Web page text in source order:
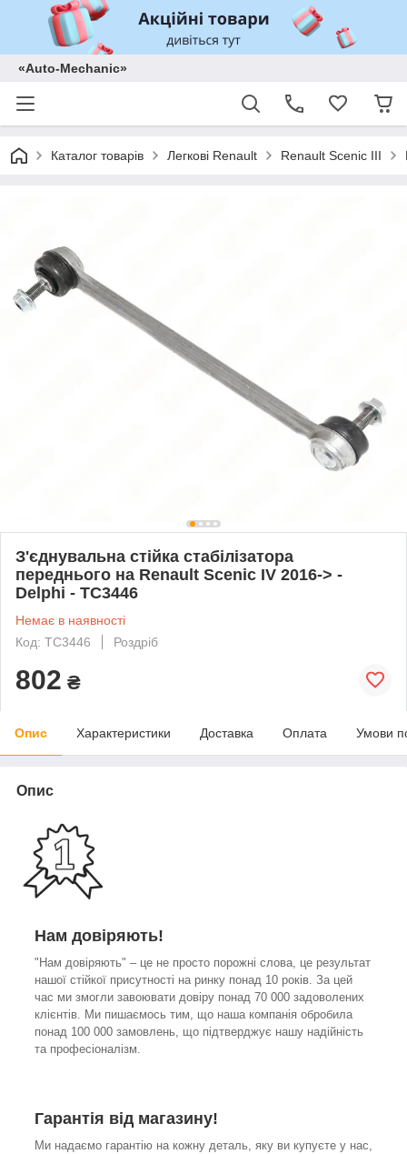
«Auto-Mechanic»
Каталог товарів Легкові Renault Renault Scenic III
З'єднувальна стійка стабілізатора
переднього на Renault Scenic IV 2016-> -
Delphi - TC3446
Немає в наявності
Код: TC3446
Роздріб
802 ₴
Опис Характеристики Доставка Оплата Умови
Опис
Нам довіряють!
"Нам довіряють" – це не просто порожні слова, це результат
нашої стійкої присутності на ринку понад 10 років. За цей
час ми змогли завоювати довіру понад 70 000 задоволених
клієнтів. Ми пишаємось тим, що наша компанія обробила
понад 100 000 замовлень, що підтверджує нашу надійність
та професіоналізм.
Гарантія від магазину!
Ми надаємо гарантію на кожну деталь, яку ви купуєте у нас,